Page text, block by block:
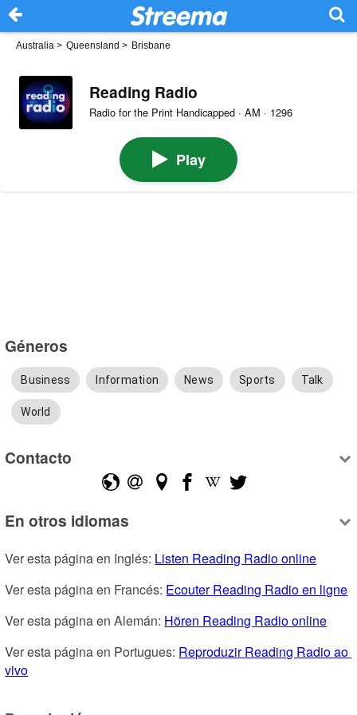
Australia > Queensland > Brisbane
Reading Radio
Radio for the Print Handicapped · AM · 1296
Play
Géneros
Business Information News Sports Talk
World
Contacto
En otros idiomas
Ver esta página en Inglés: Listen Reading Radio online
Ver esta página en Francés: Ecouter Reading Radio en ligne
Ver esta página en Alemán: Hören Reading Radio online
Ver esta página en Portugues: Reproduzir Reading Radio ao
vivo